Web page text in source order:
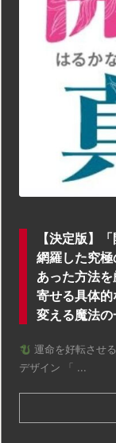
【決定版】
網羅した究
あった方法
寄せる具体
変える魔法の
運命を好転させ
デザイン 「 ...